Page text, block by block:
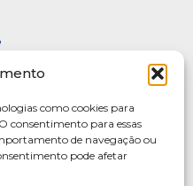
como cookies para
consentimento para essas
de navegação ou
pode afetar